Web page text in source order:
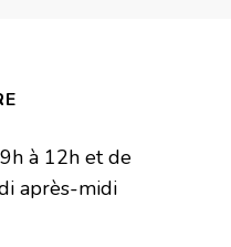
à 12h et de
après-midi